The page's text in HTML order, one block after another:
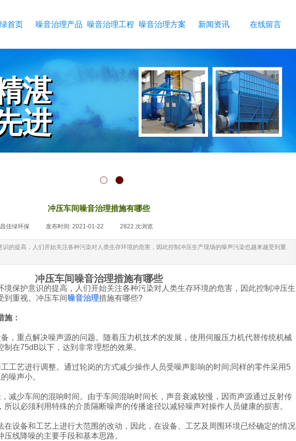
首页 噪音治理产品 噪音治理工程 噪音治理方案 新闻资讯 在线留言
湛
进
湛
进
冲压车间噪音治理措施有哪些
佳绿环保 发布时间: 2021-01-22 2822 次浏览
识的提高，人们开始关注各种污染对人类生存环境的危害，因此控制冲压生产现场的噪声污染也越来越受到重
冲压车间噪音治理措施有哪些
护意识的提高，人们开始关注各种污染对人类生存环境的危害，因此控制冲压生
到重视。冲压车间 噪音治理措施有哪些?
：
重点解决噪声源的问题。随着压力机技术的发展，使用伺服压力机代替传统机械
在75dB以下，达到非常理想的效果。
艺进行调整。通过轮岗的方式减少操作人员受噪声影响的时间;同样的零件采用5
噪声小。
少车间的混响时间。由于车间混响时间长，声音衰减较慢，因而声源通过反射传
以必须利用特殊的介质隔断噪声的传播途径以减轻噪声对操作人员健康的损害。
设备和工艺上进行大范围的改动，因此，在设备、工艺及周围环境已经确定的情况
线降噪的主要手段和基本思路。